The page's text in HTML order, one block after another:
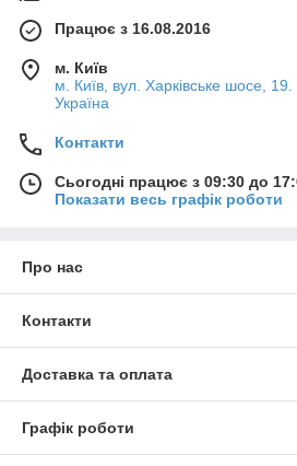
Працює з 16.08.2016
м. Київ
м. Київ, вул. Харківське шосе,
Україна
Контакти
Сьогодні працює з 09:30 до
Показати весь графік роботи
Про нас
Контакти
Доставка та оплата
Графік роботи